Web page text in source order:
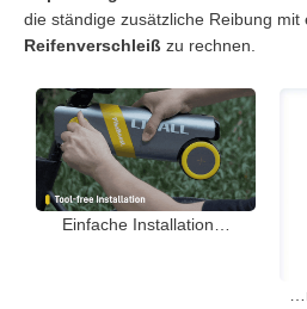
die ständige zusätzliche Reibung mit
Reifenverschleiß zu rechnen.
Einfache Installation…